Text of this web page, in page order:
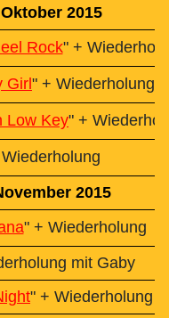
Oktober 2015
Rock" +
Girl" + Wiederholung
Low Key" +
Wiederholung
2015
" + Wiederholung
mit Gaby
" + Wiederholung